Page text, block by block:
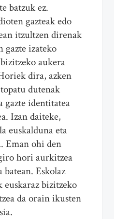
batzuk ez.
gazteak edo
itzultzen direnak
gazte izateko
aukera
dira, azken
dutenak
gazte identitatea
Izan daiteke,
euskalduna eta
Eman ohi den
hori aurkitzea
Eskolaz
euskaraz bizitzeko
da orain ikusten